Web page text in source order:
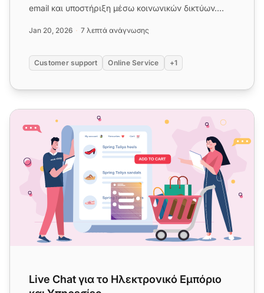
email και υποστήριξη μέσω κοινωνικών δικτύων.
Jan 20, 2026 7 λεπτά ανάγνωσης
Customer support Online Service +1
Live Chat για το Ηλεκτρονικό Εμπόριο και Υπηρεσίες
Live Chat για το Ηλεκτρονικό Εμπόριο